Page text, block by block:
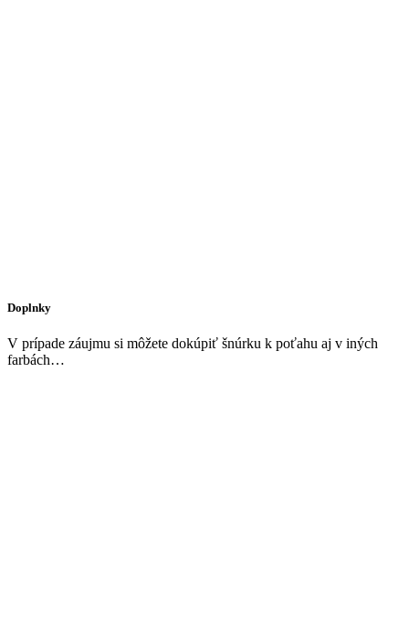
Doplnky
V prípade záujmu si môžete dokúpiť šnúrku k poťahu aj v iných
farbách…